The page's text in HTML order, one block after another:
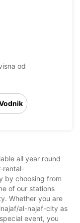
od
all year round
rental-
by choosing from
of our stations
Whether you are
al-najaf-city as
event, you